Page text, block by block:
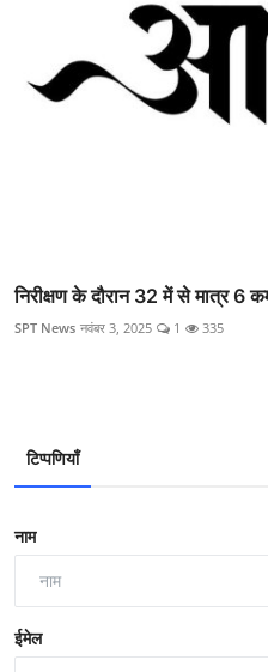
निरीक्षण के दौरान 32 में से मात्र 6
SPT News नवंबर 3, 2025 1 335
टिप्पणियाँ
नाम
ईमेल